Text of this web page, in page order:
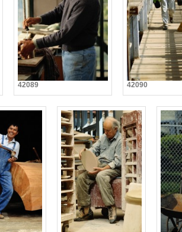
42089 42090